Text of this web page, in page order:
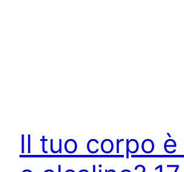
Il tuo corpo